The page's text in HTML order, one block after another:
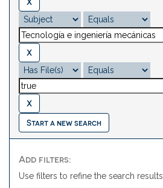
Start a new search
Add filters:
Use filters to refine the search results.